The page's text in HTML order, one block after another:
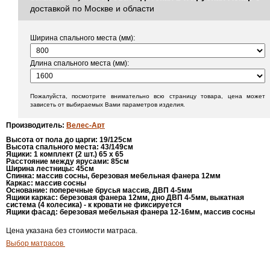
доставкой по Москве и области
Ширина спального места (мм):
Длина спального места (мм):
Пожалуйста, посмотрите внимательно всю страницу товара, цена может
зависеть от выбираемых Вами параметров изделия.
Производитель: Велес-Арт
Высота от пола до царги: 19/125см
Высота спального места: 43/149см
Ящики: 1 комплект (2 шт.) 65 х 65
Расстояние между ярусами: 85см
Ширина лестницы: 45см
Спинка: массив сосны, березовая мебельная фанера 12мм
Каркас: массив сосны
Основание: поперечные брусья массив, ДВП 4-5мм
Ящики каркас: березовая фанера 12мм, дно ДВП 4-5мм, выкатная
система (4 колесика) - к кровати не фиксируется
Ящики фасад: березовая мебельная фанера 12-16мм, массив сосны
Цена указана без стоимости матраса.
Выбор матрасов